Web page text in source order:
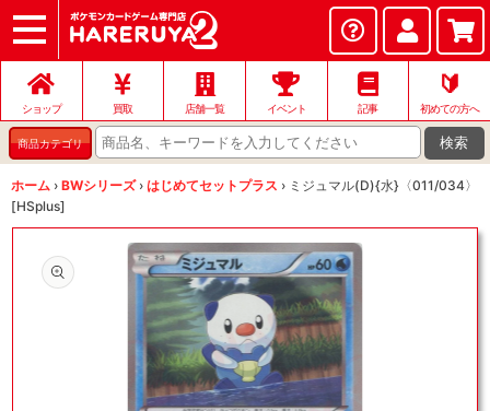
ショップ
店頭買取
ネット買取
店舗一覧
イベント
お問い合わせ
ショップ 買取 店舗一覧 イベント 記事
🔰
初めての方へ
商品カテゴリ 検索
ホーム › BWシリーズ › はじめてセットプラス › ミジュマル(D){水}〈011/034〉
[HSplus]